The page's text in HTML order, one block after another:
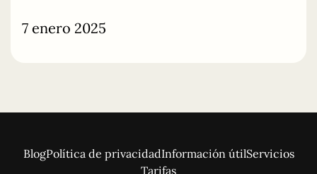
7 enero 2025
BlogPolítica de privacidadInformación útilServicios
Tarifas